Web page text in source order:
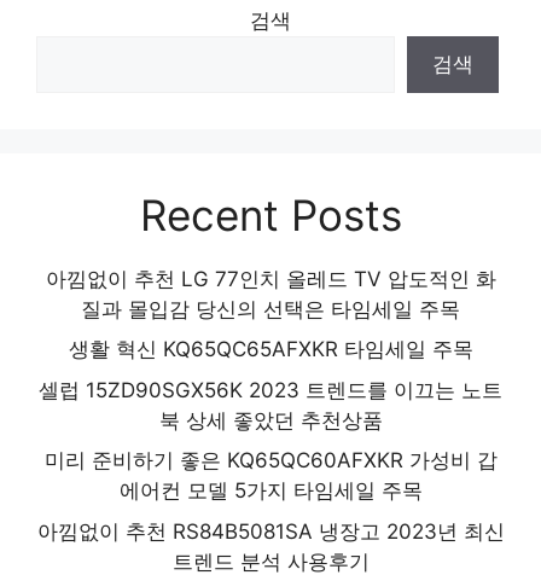
검색
검색
Recent Posts
아낌없이 추천 LG 77인치 올레드 TV 압도적인 화
질과 몰입감 당신의 선택은 타임세일 주목
생활 혁신 KQ65QC65AFXKR 타임세일 주목
셀럽 15ZD90SGX56K 2023 트렌드를 이끄는 노트
북 상세 좋았던 추천상품
미리 준비하기 좋은 KQ65QC60AFXKR 가성비 갑
에어컨 모델 5가지 타임세일 주목
아낌없이 추천 RS84B5081SA 냉장고 2023년 최신
트렌드 분석 사용후기